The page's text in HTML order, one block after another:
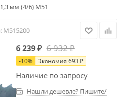
мм (4/6) М51
М515200
6 239₽ 6 932₽
-10% Экономия 693 ₽
Наличие по запросу
Нашли дешевле? Пишите/